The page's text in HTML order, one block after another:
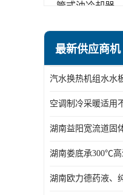
管式油冷却器
盘管换热
变频供水机组
汽水混合加热器
水处理设备
最新供应商机